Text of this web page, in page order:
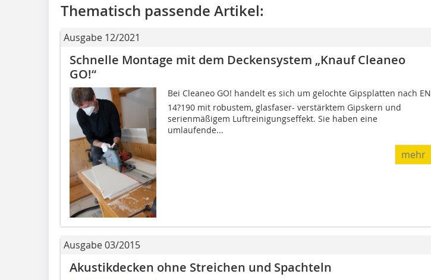
Thematisch passende Artikel:
Ausgabe 12/2021
Schnelle Montage mit dem Deckensystem „Knauf Cleaneo
GO!“
Bei Cleaneo GO! handelt es sich um gelochte Gipsplatten nach EN
14?190 mit robustem, glasfaser- verstärktem Gipskern und
serienmäßigem Luftreinigungseffekt. Sie haben eine
umlaufende...
mehr
Ausgabe 03/2015
Akustikdecken ohne Streichen und Spachteln